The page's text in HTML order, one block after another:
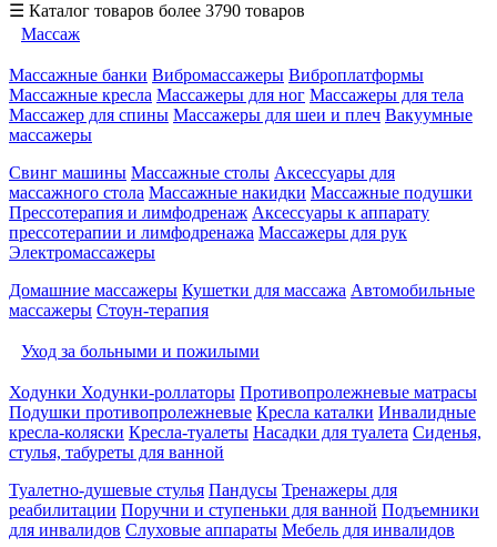
☰ Каталог товаров более 3790 товаров
Массаж
Массажные банки Вибромассажеры Виброплатформы
Массажные кресла Массажеры для ног Массажеры для тела
Массажер для спины Массажеры для шеи и плеч Вакуумные
массажеры
Свинг машины Массажные столы Аксессуары для
массажного стола Массажные накидки Массажные подушки
Прессотерапия и лимфодренаж Аксессуары к аппарату
прессотерапии и лимфодренажа Массажеры для рук
Электромассажеры
Домашние массажеры Кушетки для массажа Автомобильные
массажеры Стоун-терапия
Уход за больными и пожилыми
Ходунки Ходунки-роллаторы Противопролежневые матрасы
Подушки противопролежневые Кресла каталки Инвалидные
кресла-коляски Кресла-туалеты Насадки для туалета Сиденья,
стулья, табуреты для ванной
Туалетно-душевые стулья Пандусы Тренажеры для
реабилитации Поручни и ступеньки для ванной Подъемники
для инвалидов Слуховые аппараты Мебель для инвалидов